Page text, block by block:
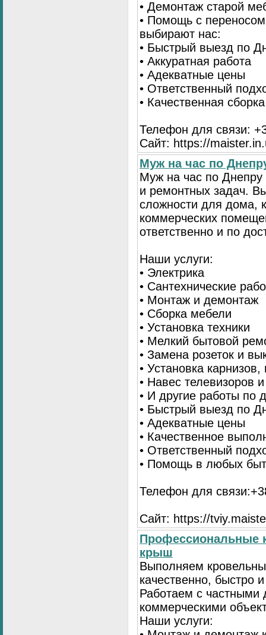
• Демонтаж старой
• Помощь с
выбирают нас:
• Быстрый выезд по
• Аккуратная работа
• Адекватные цены
• Ответственный
• Качественная
Телефон для связи:
Сайт: https://
Муж на час по
Муж на час по
и ремонтных задач.
сложности для дома,
коммерческих
ответственно и по
Наши услуги:
• Электрика
• Сантехнические
• Монтаж и демонтаж
• Сборка мебели
• Установка техники
• Мелкий бытовой
• Замена розеток и
• Установка
• Навес телевизоров
• И другие работы по
• Быстрый выезд по
• Адекватные цены
• Качественное
• Ответственный
• Помощь в любых
Телефон для
Сайт: https://
Профессиональные
крыш
Выполняем
качественно, быстро
Работаем с
коммерческими
Наши услуги: